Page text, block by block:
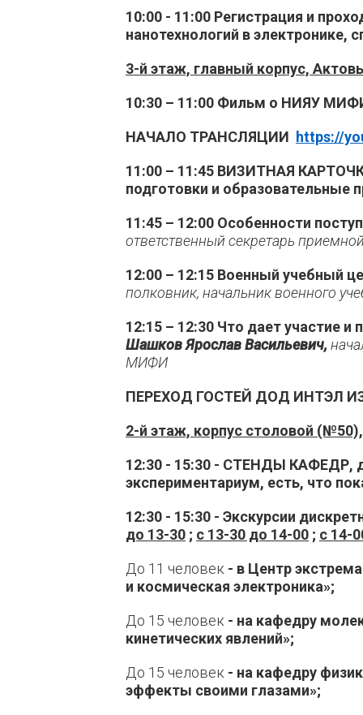
10:00 - 11:00 Регистрация и
нанотехнологий в
3-й этаж, главный корпус,
10:30 – 11:00 Фильм о НИЯУ
НАЧАЛО ТРАНСЛЯЦИИ https://
11:00 – 11:45 ВИЗИТНАЯ
подготовки и образовательные
11:45 – 12:00 Особенности
ответственный секретарь
12:00 – 12:15 Военный учебный
полковник, начальник военного
12:15 – 12:30 Что дает участие
Шашков Ярослав Васильевич,
МИФИ
ПЕРЕХОД ГОСТЕЙ ДОД ИНТЭЛ
2-й этаж, корпус столовой
12:30 - 15:30 - СТЕНДЫ КАФЕДР,
экспериментариум, есть, что
12:30 - 15:30 - Экскурсии
до 13-30 ; с 13-30 до 14-00 ; с 14-
До 11 человек - в Центр
и космическая электроника»;
До 15 человек - на кафедру
кинетических явлений»;
До 15 человек - на кафедру
эффекты своими глазами»;